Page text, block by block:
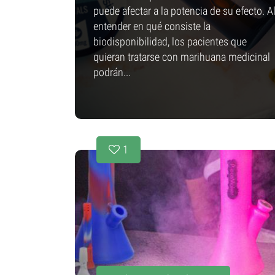
puede afectar a la potencia de su efecto. Al
entender en qué consiste la
biodisponibilidad, los pacientes que
quieran tratarse con marihuana medicinal
podrán...
1